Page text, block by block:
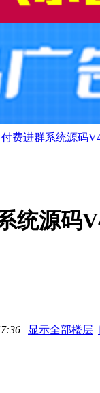
付费进群系统源码
统源码
| 显示全部楼层 |